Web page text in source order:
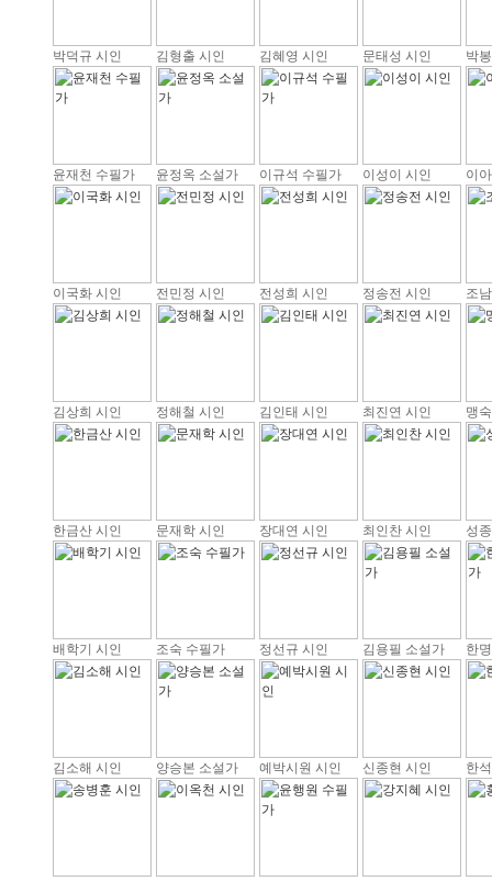
박덕규 시인 김형출 시인 김혜영 시인 문태성 시인 박
윤재천 수필가 윤정옥 소설가 이규석 수필가 이성이 시인 이
이국화 시인 전민정 시인 전성희 시인 정송전 시인 조
김상희 시인 정해철 시인 김인태 시인 최진연 시인 맹
한금산 시인 문재학 시인 장대연 시인 최인찬 시인 성
배학기 시인 조숙 수필가 정선규 시인 김용필 소설가 한
김소해 시인 양승본 소설가 예박시원 시인 신종현 시인 한